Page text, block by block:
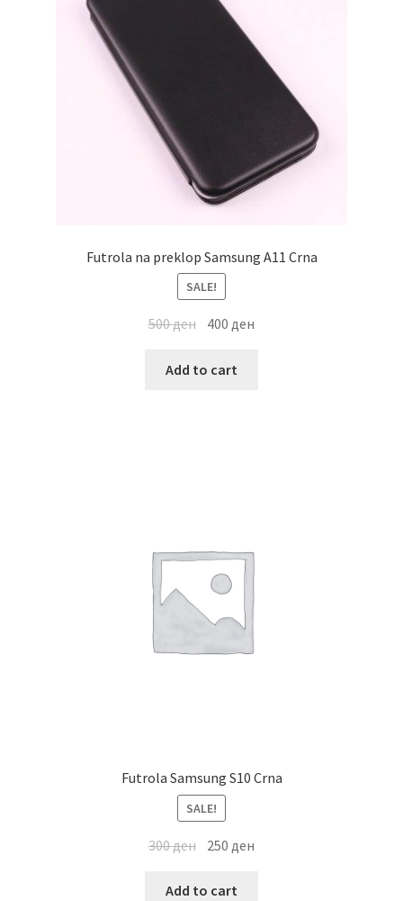
Futrola na preklop Samsung A11 Crna
SALE!
500ден 400ден
Add to cart
Futrola Samsung S10 Crna
SALE!
300ден 250 ден
Add to cart